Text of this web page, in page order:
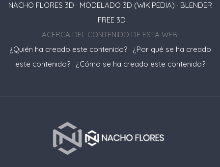
NACHO FLORES 3D · MODELADO 3D (WIKIPEDIA) · BLENDER
· FREE 3D
ACERCA DEL CONTENIDO DE ESTA WEB:
¿Quién ha creado este contenido?· ¿Por qué se ha creado
este contenido?· ¿Cómo se ha creado este contenido?